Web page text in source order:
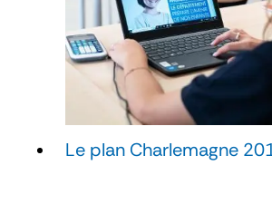
Le plan Charlemagne